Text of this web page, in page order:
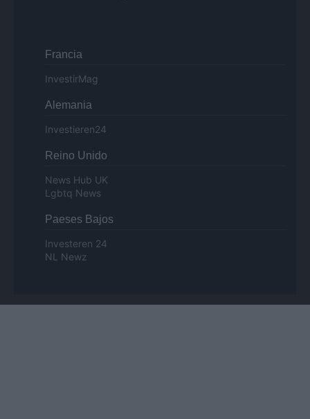
Francia
InvestirMag
Alemania
Investieren24
Reino Unido
News Hub UK
Lgbtq News
Paeses Bajos
Investeren 24
NL Newz